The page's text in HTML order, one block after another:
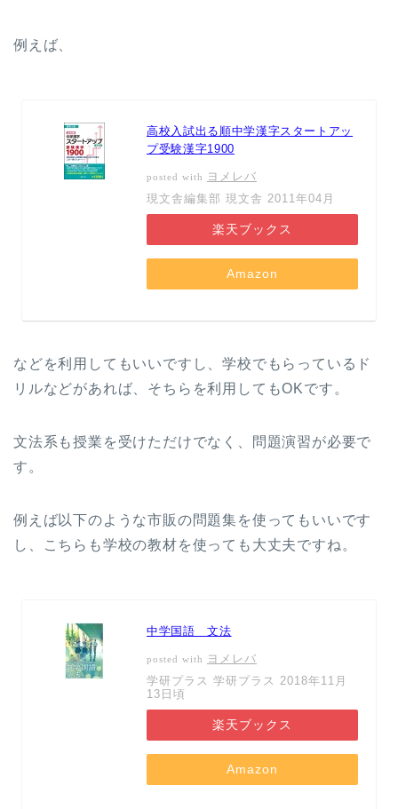
例えば、
高校入試出る順中学漢字スタートアッ
プ受験漢字1900
posted with
ヨメレバ
現文舎編集部 現文舎 2011年04月
楽天ブックス
Amazon
などを利用してもいいですし、学校でもらっているド
リルなどがあれば、そちらを利用してもOKです。
文法系も授業を受けただけでなく、問題演習が必要で
す。
例えば以下のような市販の問題集を使ってもいいです
し、こちらも学校の教材を使っても大丈夫ですね。
中学国語 文法
posted with
ヨメレバ
学研プラス 学研プラス 2018年11月
13日頃
楽天ブックス
Amazon